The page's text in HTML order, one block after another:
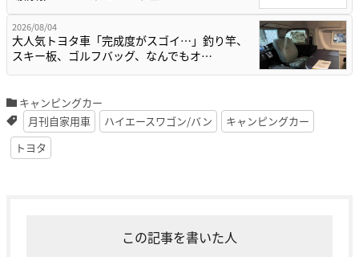
2026/08/04
大人気トヨタ車「完成度がスゴイ…」釣り竿、
スキー板、ゴルフバッグ、なんでもオ…
キャンピングカー
月刊自家用車
ハイエースワゴン/バン
キャンピングカー
トヨタ
この記事を書いた人